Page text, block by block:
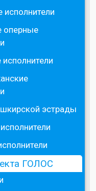
исполнители
оперные
эстрады
ГОЛОС